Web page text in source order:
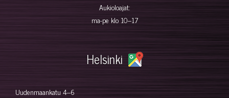
Aukioloajat:
ma-pe klo 10–17
Helsinki
Uudenmaankatu 4–6